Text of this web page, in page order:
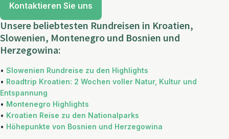
Kontaktieren Sie uns
Unsere beliebtesten Rundreisen in Kroatien,
Slowenien, Montenegro und Bosnien und
Herzegowina:
• Slowenien Rundreise zu den Highlights
• Roadtrip Kroatien: 2 Wochen voller Natur, Kultur und
Entspannung
• Montenegro Highlights
• Kroatien Reise zu den Nationalparks
• Höhepunkte von Bosnien und Herzegowina